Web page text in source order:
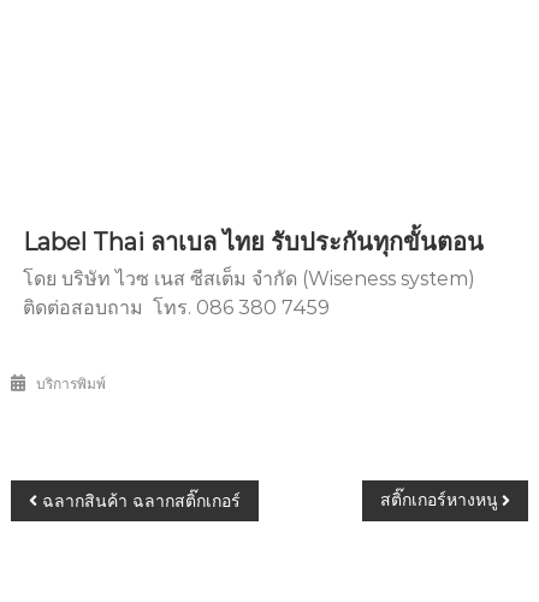
Label Thai ลาเบล ไทย รับประกันทุกขั้นตอน
โดย บริษัท ไวซ เนส ซีสเต็ม จำกัด (Wiseness system)
ติดต่อสอบถาม โทร. 086 380 7459
บริการพิมพ์
ฉลากสินค้า ฉลากสติ๊กเกอร์ สติ๊กเกอร์หางหนู